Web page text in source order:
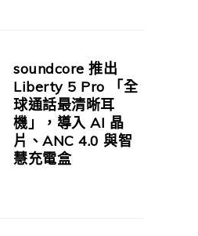
soundcore 推出
Liberty 5 Pro 「全
球通話最清晰耳
機」，導入 AI 晶
片、ANC 4.0 與智
慧充電盒